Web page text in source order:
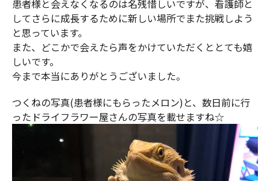
患者様と会えなくなるのは名残惜しいですが、看護師と
してさらに成長するために新しい場所でまた挑戦しよう
と思っています。
また、どこかで会えたら声をかけていただくととても嬉
しいです。
今まで本当にありがとうございました。
つくねの写真(患者様にもらったメロン)と、数日前に行
ったドライフラワー屋さんの写真を載せますね☆